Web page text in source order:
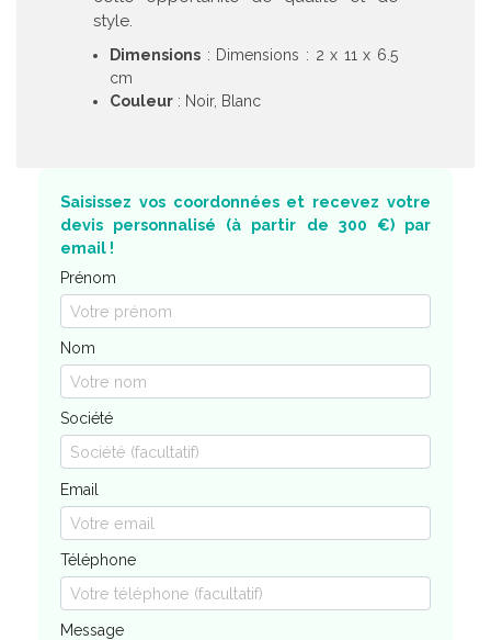
style.
Dimensions : Dimensions : 2 x 11 x 6.5
cm
Couleur : Noir, Blanc
Saisissez vos coordonnées et recevez votre
devis personnalisé (à partir de 300 €) par
email !
Prénom
Nom
Société
Email
Téléphone
Message